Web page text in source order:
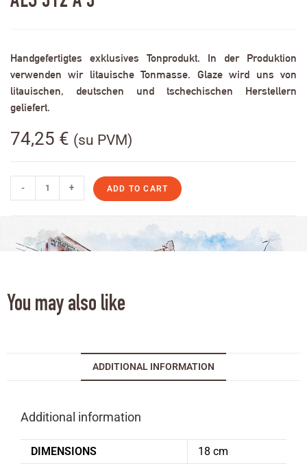
Handgefertigtes exklusives Tonprodukt. In der Produktion
verwenden wir litauische Tonmasse. Glaze wird uns von
litauischen, deutschen und tschechischen Herstellern
geliefert.
74,25 € (su PVM)
- + ADD TO CART
You may also like
ADDITIONAL INFORMATION
Additional information
DIMENSIONS 18 cm